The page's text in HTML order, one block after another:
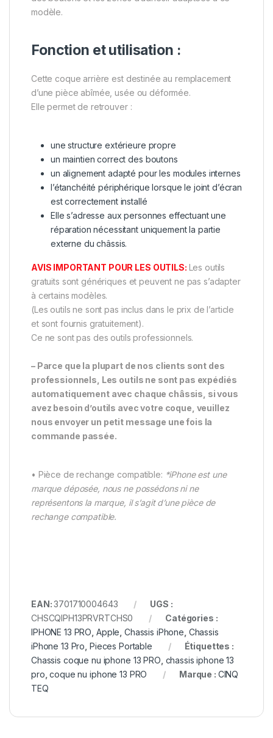
modèle.
Fonction et utilisation :
Cette coque arrière est destinée au remplacement
d’une pièce abîmée, usée ou déformée.
Elle permet de retrouver :
une structure extérieure propre
un maintien correct des boutons
un alignement adapté pour les modules internes
l’étanchéité périphérique lorsque le joint d’écran
est correctement installé
Elle s’adresse aux personnes effectuant une
réparation nécessitant uniquement la partie
externe du châssis.
AVIS IMPORTANT POUR LES OUTILS: Les outils
gratuits sont génériques et peuvent ne pas s’adapter
à certains modèles.
(Les outils ne sont pas inclus dans le prix de l’article
et sont fournis gratuitement).
Ce ne sont pas des outils professionnels.
– Parce que la plupart de nos clients sont des
professionnels, Les outils ne sont pas expédiés
automatiquement avec chaque châssis, si vous
avez besoin d’outils avec votre coque, veuillez
nous envoyer un petit message une fois la
commande passée.
• Pièce de rechange compatible: *iPhone est une
marque déposée, nous ne possédons ni ne
représentons la marque, il s’agit d’une pièce de
rechange compatible.
EAN:3701710004643
UGS :
CHSCQIPH13PRVRTCHS0
Catégories :
IPHONE 13 PRO Apple Chassis iPhone Chassis
iPhone 13 Pro Pieces Portable
Étiquettes :
Chassis coque nu iphone 13 PRO chassis iphone 13
pro ,coque nu iphone 13 PRO Marque : CINQ
TEQ